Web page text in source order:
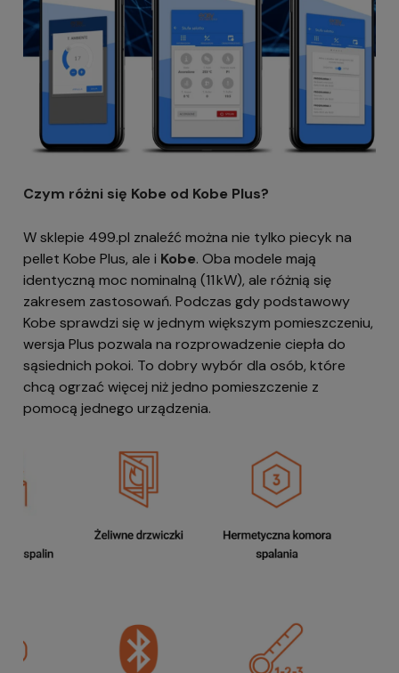
Czym różni się Kobe od Kobe Plus?
W sklepie 499.pl znaleźć można nie tylko piecyk na
pellet Kobe Plus, ale i Kobe. Oba modele mają
identyczną moc nominalną (11 kW), ale różnią się
zakresem zastosowań. Podczas gdy podstawowy
Kobe sprawdzi się w jednym większym pomieszczeniu,
wersja Plus pozwala na rozprowadzenie ciepła do
sąsiednich pokoi. To dobry wybór dla osób, które
chcą ogrzać więcej niż jedno pomieszczenie z
pomocą jednego urządzenia.